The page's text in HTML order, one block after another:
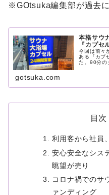
※GOtsuka編集部が過去
本格サウ
『カプセ
今回は前々
ある『カプ
た。90分の
を放出し
のあとは
gotsuka.com
目次
利用客から社員
安心安全なシス
眺望が売り
コロナ禍でのサ
ァンディング